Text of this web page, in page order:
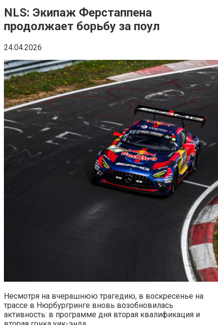
NLS: Экипаж Ферстаппена
продолжает борьбу за поул
24.04.2026
Несмотря на вчерашнюю трагедию, в воскресенье на
трассе в Нюрбургринге вновь возобновилась
активность: в программе дня вторая квалификация и